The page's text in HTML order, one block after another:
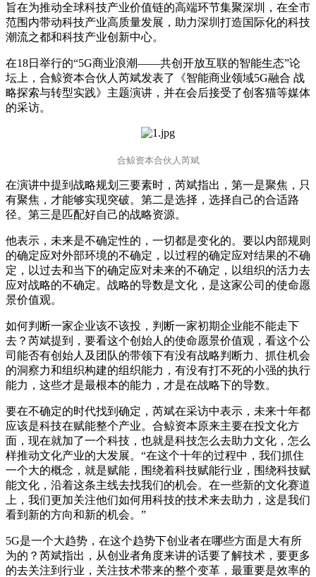
旨在为推动全球科技产业价值链的高端环节集聚深圳，在全市
范围内带动科技产业高质量发展，助力深圳打造国际化的科技
潮流之都和科技产业创新中心。
在18日举行的“5G商业浪潮——共创开放互联的智能生态”论
坛上，合鲸资本合伙人芮斌发表了《智能商业领域5G融合 战
略探索与转型实践》主题演讲，并在会后接受了创客猫等媒体
的采访。
合鲸资本合伙人芮斌
在演讲中提到战略规划三要素时，芮斌指出，第一是聚焦，只
有聚焦，才能够实现突破。第二是选择，选择自己的合适路
径。第三是匹配好自己的战略资源。
他表示，未来是不确定性的，一切都是变化的。要以内部规则
的确定应对外部环境的不确定，以过程的确定应对结果的不确
定，以过去和当下的确定应对未来的不确定，以组织的活力去
应对战略的不确定。战略的导数是文化，是这家公司的使命愿
景价值观。
如何判断一家企业该不该投，判断一家初期企业能不能走下
去？芮斌提到，要看这个创始人的使命愿景价值观，看这个公
司能否有创始人及团队的带领下有没有战略判断力、抓住机会
的洞察力和组织构建的组织能力，有没有打不死的小强的执行
能力，这些才是最根本的能力，才是在战略下的导数。
要在不确定的时代找到确定，芮斌在采访中表示，未来十年都
应该是科技在赋能整个产业。合鲸资本原来主要在投文化方
面，现在就加了一个科技，也就是科技怎么去助力文化，怎么
样推动文化产业的大发展。“在这个十年的过程中，我们抓住
一个大的概念，就是赋能，围绕着科技赋能行业，围绕科技赋
能文化，沿着这条主线去找我们的机会。在一些新的文化赛道
上，我们更加关注他们如何用科技的技术来去助力，这是我们
看到新的方向和新的机会。”
5G是一个大趋势，在这个趋势下创业者在哪些方面是大有所
为的？芮斌指出，从创业者角度来讲的话要了解技术，要更多
的去关注到行业，关注技术带来的整个变革，最重要是效率的